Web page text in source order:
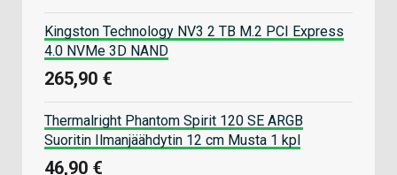
Kingston Technology NV3 2 TB M.2 PCI Express
4.0 NVMe 3D NAND
265,90 €
Thermalright Phantom Spirit 120 SE ARGB
Suoritin Ilmanjäähdytin 12 cm Musta 1 kpl
46,90 €